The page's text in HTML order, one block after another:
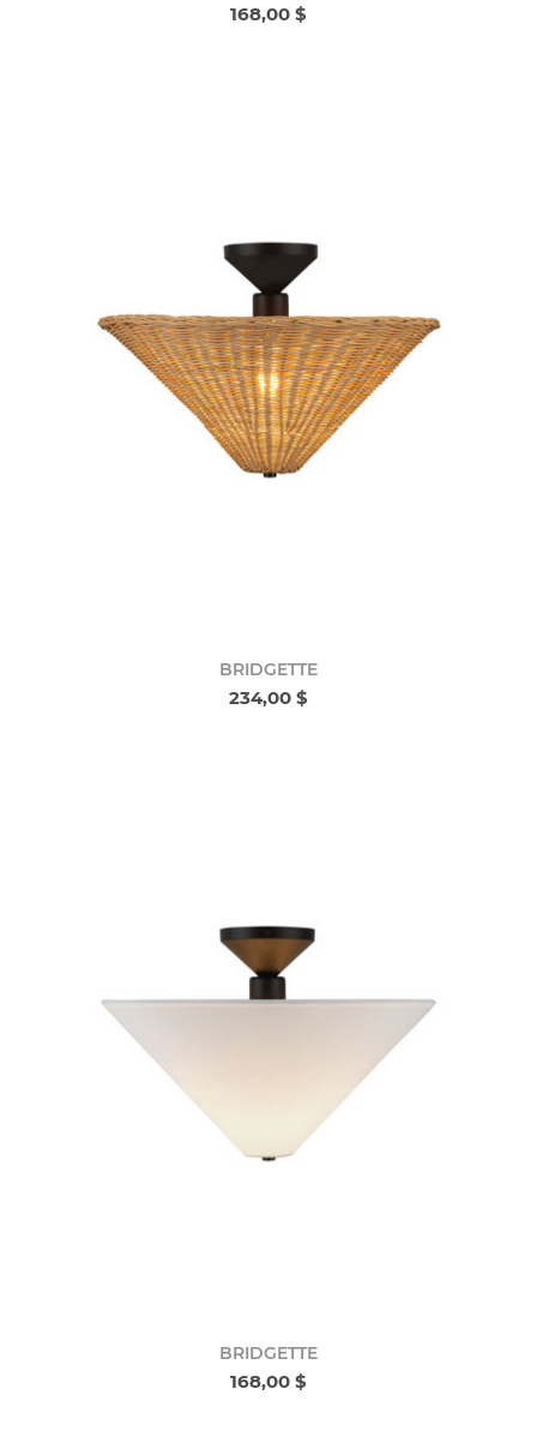
168,00 $
BRIDGETTE
234,00 $
BRIDGETTE
168,00 $